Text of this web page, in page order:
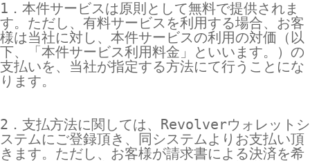
1．本件サービスは原則として無料で提供されま
す。ただし、有料サービスを利用する場合、お客
様は当社に対し、本件サービスの利用の対価（以
下、「本件サービス利用料金」といいます。）の
支払いを、当社が指定する方法にて行うことにな
ります。
2．支払方法に関しては、Revolverウォレットシ
ステムにご登録頂き、同システムよりお支払い頂
きます。ただし、お客様が請求書による決済を希